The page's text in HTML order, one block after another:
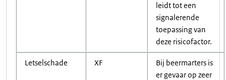
leidt tot een
signalerende
toepassing van
deze risicofactor.
Letselschade XF
Bij beermarters is
er gevaar op zeer